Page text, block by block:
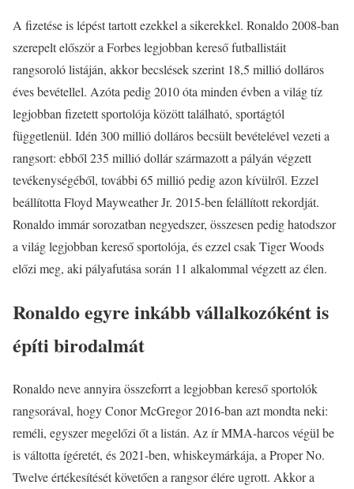
A fizetése is lépést tartott ezekkel a sikerekkel. Ronaldo 2008-ban
szerepelt először a Forbes legjobban kereső futballistáit
rangsoroló listáján, akkor becslések szerint 18,5 millió dolláros
éves bevétellel. Azóta pedig 2010 óta minden évben a világ tíz
legjobban fizetett sportolója között található, sportágtól
függetlenül. Idén 300 millió dolláros becsült bevételével vezeti a
rangsort: ebből 235 millió dollár származott a pályán végzett
tevékenységéből, további 65 millió pedig azon kívülről. Ezzel
beállította Floyd Mayweather Jr. 2015-ben felállított rekordját.
Ronaldo immár sorozatban negyedszer, összesen pedig hatodszor
a világ legjobban kereső sportolója, és ezzel csak Tiger Woods
előzi meg, aki pályafutása során 11 alkalommal végzett az élen.
Ronaldo egyre inkább vállalkozóként is
építi birodalmát
Ronaldo neve annyira összeforrt a legjobban kereső sportolók
rangsorával, hogy Conor McGregor 2016-ban azt mondta neki:
reméli, egyszer megelőzi őt a listán. Az ír MMA-harcos végül be
is váltotta ígéretét, és 2021-ben, whiskeymárkája, a Proper No.
Twelve értékesítését követően a rangsor élére ugrott. Akkor a